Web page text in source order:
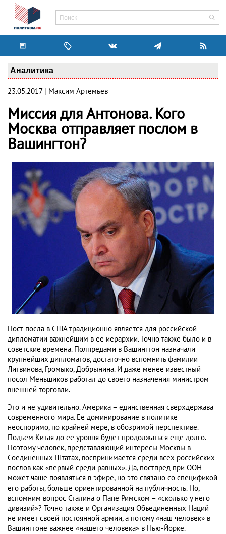
Аналитика
23.05.2017 | Максим Артемьев
Миссия для Антонова. Кого
Москва отправляет послом в
Вашингтон?
Пост посла в США традиционно является для российской
дипломатии важнейшим в ее иерархии. Точно также было и в
советские времена. Полпредами в Вашингтон назначали
крупнейших дипломатов, достаточно вспомнить фамилии
Литвинова, Громыко, Добрынина. И даже менее известный
посол Меньшиков работал до своего назначения министром
внешней торговли.
Это и не удивительно. Америка – единственная сверхдержава
современного мира. Ее доминирование в политике
неоспоримо, по крайней мере, в обозримой перспективе.
Подъем Китая до ее уровня будет продолжаться еще долго.
Поэтому человек, представляющий интересы Москвы в
Соединенных Штатах, воспринимается среди всех российских
послов как «первый среди равных». Да, постпред при ООН
может чаще появляться в эфире, но это связано со спецификой
его работы, больше ориентированной на публичность. Но,
вспомним вопрос Сталина о Папе Римском – «сколько у него
дивизий»? Точно также и Организация Объединенных Наций
не имеет своей постоянной армии, а потому «наш человек» в
Вашингтоне важнее «нашего человека» в Нью-Йорке.